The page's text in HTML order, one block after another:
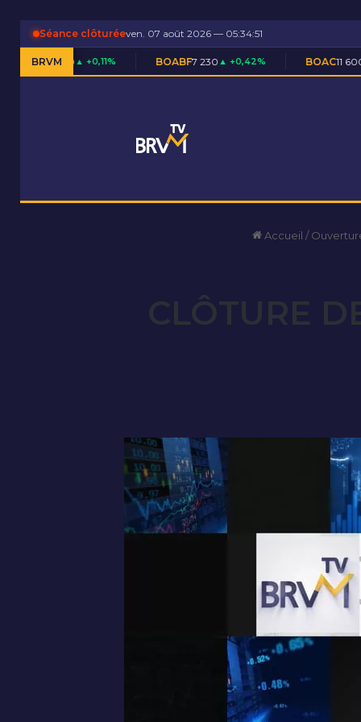
Séance clôturéeven. 07 août 2026 — 05:34:52
BRVM
+0,11% BOABF7 230 ▲ +0,42% BOAC11 600 ▬ 0,00%
Accueil /